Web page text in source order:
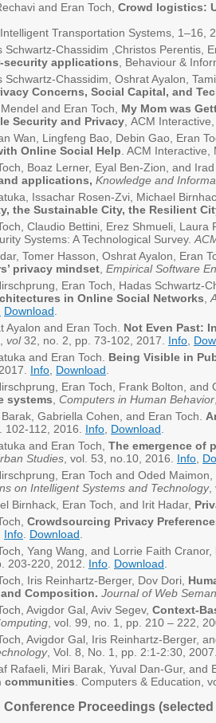
and Eran Toch, Crowd logistics:
Transportation Systems, 1–16,
Schwartz-Chassidim ,Christos Perentis,
security applications , Behaviour &
Schwartz-Chassidim, Oshrat Ayalon,
Concerns, Social Capital, and
and Eran Toch, My Mom was
Security and Privacy , ACM
Wan, Lingfeng Bao, Debin Gao, Eran
Online Social Help . ACM
Boaz Lerner, Eyal Ben-Zion, and Irad
applications, Knowledge and
Issachar Rosen-Zvi, Michael
the Sustainable City, the Resilient
Claudio Bettini, Erez Shmueli,
Systems: A Technological Survey.
Tomer Hasson, Oshrat Ayalon, Eran
privacy mindset Empirical Software
Eran Toch, Hadas Schwartz-
in Online Social Networks
Download
Ayalon and Eran Toch. Not Even Past:
vol32, no. 2, pp. 73-102, 2017. Info
and Eran Toch. Being Visible in
Info Download
Eran Toch, Frank Bolton, and
systems Computers in Human Behavior
Gabriella Cohen, and Eran Toch.
102-112, 2016. Info Download
and Eran Toch, The emergence of
Studies , vol. 53, no.10, 2016. Info
Eran Toch and Oded Maimon,
on Intelligent Systems and Technology,
Birnhack, Eran Toch, and Irit Hadar,
Crowdsourcing Privacy
Info Download
Yang Wang, and Lorrie Faith Cranor,
203-220, 2012. Info Download
Iris Reinhartz-Berger, Dov Dori,
Composition. Journal of Web
Avigdor Gal, Aviv Segev, Context-
, vol. 99, no. 1, pp. 210 – 222,
Avigdor Gal, Iris Reinhartz-Berger,
, Vol. 8, No. 1, pp. 2:1-2:30, 2007.
Rafaeli, Miri Barak, Yuval Dan-Gur, and
communities . Computers & Education,
Conference Proceedings